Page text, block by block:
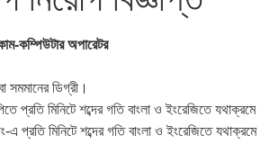
কম্পিউটার অপারেটর
সমমানের ডিগ্রী।
প্রতি মিনিটে শব্দের গতি বাংলা ও ইংরেজিতে যথাক্রমে
প্রতি মিনিটে শব্দের গতি বাংলা ও ইংরেজিতে যথাক্রমে